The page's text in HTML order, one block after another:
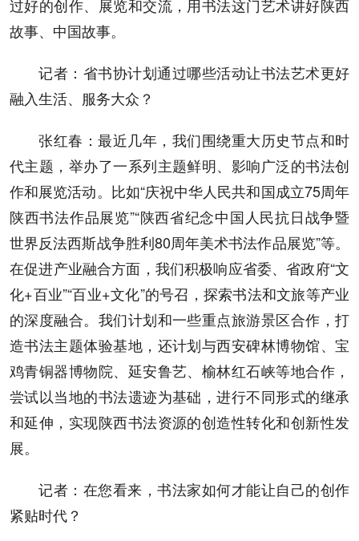
过好的创作、展览和交流，用书法这门艺术讲好陕西
故事、中国故事。
记者：省书协计划通过哪些活动让书法艺术更好
融入生活、服务大众？
张红春：最近几年，我们围绕重大历史节点和时
代主题，举办了一系列主题鲜明、影响广泛的书法创
作和展览活动。比如“庆祝中华人民共和国成立75周年
陕西书法作品展览”“陕西省纪念中国人民抗日战争暨
世界反法西斯战争胜利80周年美术书法作品展览”等。
在促进产业融合方面，我们积极响应省委、省政府“文
化+百业”“百业+文化”的号召，探索书法和文旅等产业
的深度融合。我们计划和一些重点旅游景区合作，打
造书法主题体验基地，还计划与西安碑林博物馆、宝
鸡青铜器博物院、延安鲁艺、榆林红石峡等地合作，
尝试以当地的书法遗迹为基础，进行不同形式的继承
和延伸，实现陕西书法资源的创造性转化和创新性发
展。
记者：在您看来，书法家如何才能让自己的创作
紧贴时代？